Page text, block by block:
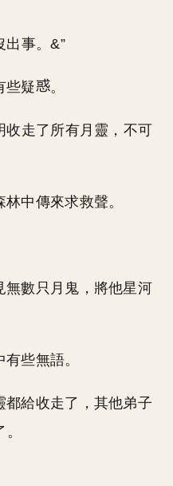
出事。&”
些疑 。
收走了所有月靈，不可
中傳來求救聲。
無數只月鬼，將他星河
有些無語。
給收走了，其他弟子